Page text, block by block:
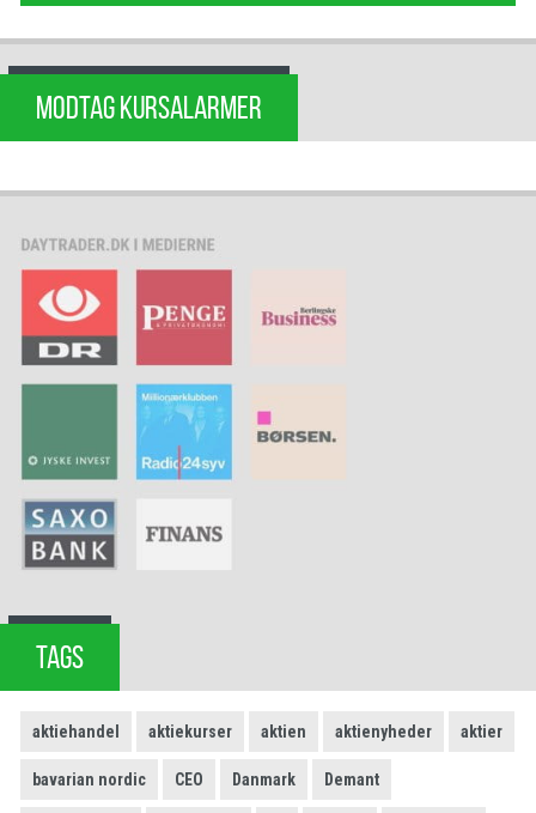
MODTAG KURSALARMER
TAGS
aktiehandel aktiekurser aktien aktienyheder aktier
bavarian nordic CEO Danmark Demant